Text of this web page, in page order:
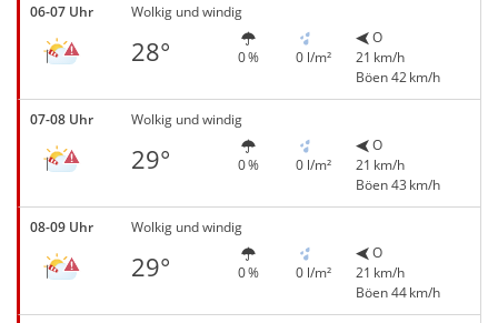
06-07 Uhr Wolkig und windig
28° 0 % 0 l/m²
O
21 km/h
Böen 42 km/h
07-08 Uhr Wolkig und windig
29° 0 % 0 l/m²
O
21 km/h
Böen 43 km/h
08-09 Uhr Wolkig und windig
29° 0 % 0 l/m²
O
21 km/h
Böen 44 km/h